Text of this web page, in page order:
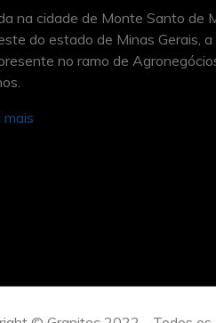
na cidade de Monte Santo de
do estado de Minas Gerais,
no ramo de
mais